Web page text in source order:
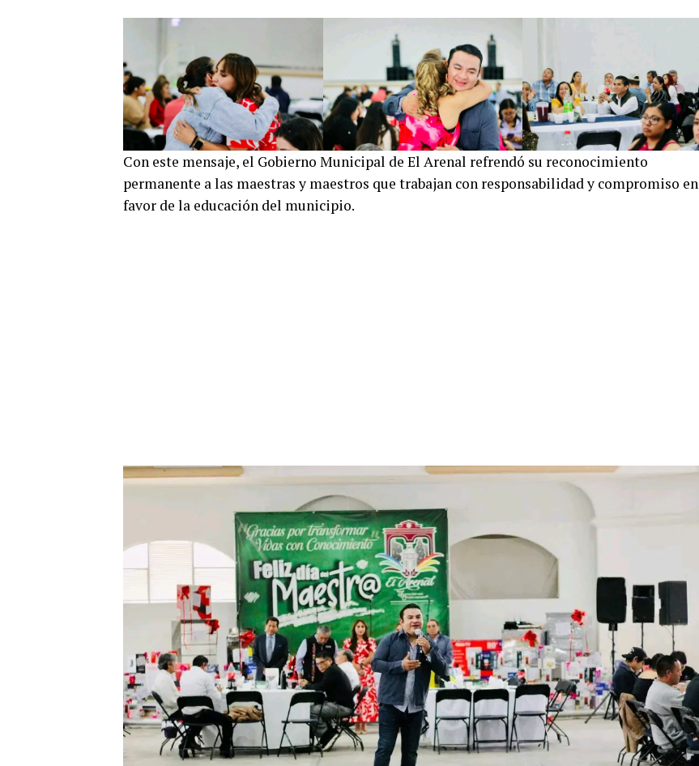
Con este mensaje, el Gobierno Municipal de El Arenal refrendó su reconocimiento
permanente a las maestras y maestros que trabajan con responsabilidad y compromiso en
favor de la educación del municipio.